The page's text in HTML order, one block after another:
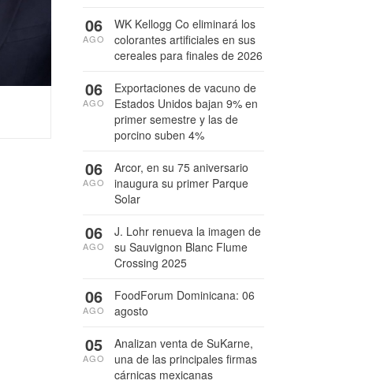
WK Kellogg Co eliminará los
colorantes artificiales en sus
cereales para finales de 2026
06
AGO
Exportaciones de vacuno de
Estados Unidos bajan 9% en
primer semestre y las de
porcino suben 4%
06
AGO
Arcor, en su 75 aniversario
inaugura su primer Parque
Solar
06
AGO
J. Lohr renueva la imagen de
su Sauvignon Blanc Flume
Crossing 2025
06
AGO
FoodForum Dominicana: 06
agosto
06
AGO
Analizan venta de SuKarne,
una de las principales firmas
cárnicas mexicanas
05
AGO